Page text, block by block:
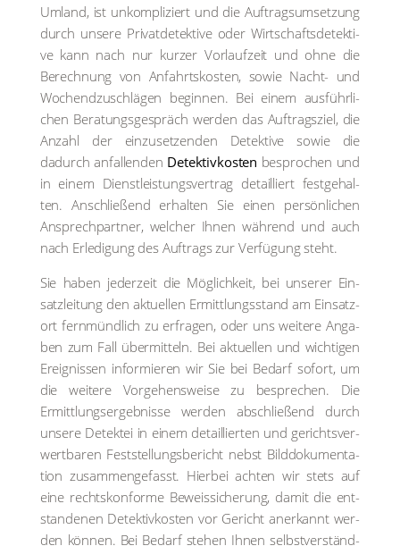
Umland, ist unkom­pli­ziert und die Auf­trags­um­set­zung
durch unse­re Pri­vat­de­tek­ti­ve oder Wirt­schafts­de­tek­ti­
ve kann nach nur kur­zer Vor­lauf­zeit und ohne die
Berech­nung von Anfahrts­kos­ten, sowie Nacht- und
Wochend­zu­schlä­gen begin­nen. Bei einem aus­führ­li­
chen Bera­tungs­ge­spräch wer­den das Auf­trags­ziel, die
Anzahl der ein­zu­set­zen­den Detek­ti­ve sowie die
dadurch anfal­len­den Detektiv­kosten bespro­chen und
in einem Dienst­leis­tungs­ver­trag detail­liert fest­ge­hal­
ten. Anschlie­ßend erhal­ten Sie einen per­sön­li­chen
Ansprech­part­ner, wel­cher Ihnen wäh­rend und auch
nach Erle­di­gung des Auf­trags zur Ver­fü­gung steht.
Sie haben jeder­zeit die Mög­lich­keit, bei unse­rer Ein­
satz­lei­tung den aktu­el­len Ermitt­lungs­stand am Ein­satz­
ort fern­münd­lich zu erfra­gen, oder uns wei­te­re Anga­
ben zum Fall über­mit­teln. Bei aktu­el­len und wich­ti­gen
Ereig­nis­sen infor­mie­ren wir Sie bei Bedarf sofort, um
die wei­te­re Vor­ge­hens­wei­se zu bespre­chen. Die
Ermitt­lungs­er­geb­nis­se wer­den abschlie­ßend durch
unse­re Detek­tei in einem detail­lier­ten und gerichts­ver­
wert­ba­ren Fest­stel­lungs­be­richt nebst Bild­do­ku­men­ta­
ti­on zusam­men­ge­fasst. Hier­bei ach­ten wir stets auf
eine rechts­kon­for­me Beweis­si­che­rung, damit die ent­
stan­de­nen Detektiv­kosten vor Gericht aner­kannt wer­
den kön­nen. Bei Bedarf ste­hen Ihnen selbst­ver­ständ­